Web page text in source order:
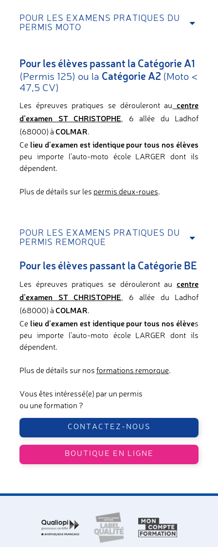
POUR LES EXAMENS PRATIQUES DU
PERMIS MOTO
Pour les élèves passant la Catégorie A1
(Permis 125) ou la Catégorie A2 (Moto <
47,5 CV)
Les épreuves pratiques se dérouleront au
centre
d’examen ST CHRISTOPHE, 6 allée du Ladhof
(68000) à COLMAR.
Ce lieu d’examen est identique pour tous nos élèves
peu importe l’auto-moto école LARGER dont ils
dépendent.
Plus de détails sur les permis deux-roues.
POUR LES EXAMENS PRATIQUES DU
PERMIS REMORQUE
Pour les élèves passant la Catégorie BE
Les épreuves pratiques se dérouleront au centre
d’examen ST CHRISTOPHE, 6 allée du Ladhof
(68000) à COLMAR.
Ce lieu d’examen est identique pour tous nos élèves
peu importe l’auto-moto école LARGER dont ils
dépendent.
Plus de détails sur nos formations remorque.
Vous êtes intéressé(e) par un permis
ou une formation ?
CONTACTEZ-NOUS
BOUTIQUE EN LIGNE